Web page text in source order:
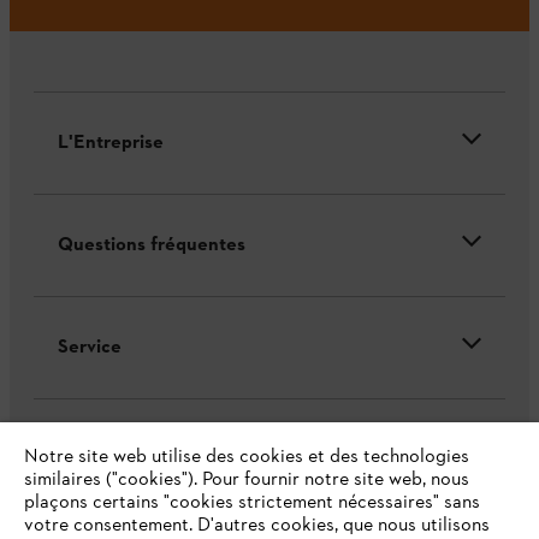
L'Entreprise
Questions fréquentes
Service
Politique de protection des données
Notre site web utilise des cookies et des technologies
similaires ("cookies"). Pour fournir notre site web, nous
plaçons certains "cookies strictement nécessaires" sans
votre consentement. D'autres cookies, que nous utilisons